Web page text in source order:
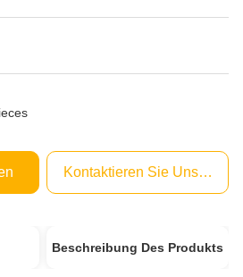
Kontaktieren Sie Uns Jetzt
Beschreibung Des Produkts